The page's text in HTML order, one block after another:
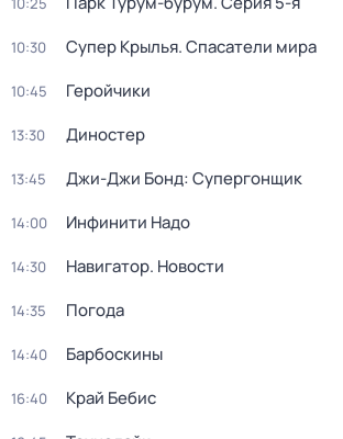
10:30 Супер Крылья. Спасатели мира
10:45 Геройчики
13:30 Диностер
13:45 Джи-Джи Бонд: Супергонщик
14:00 Инфинити Надо
14:30 Навигатор. Новости
14:35 Погода
14:40 Барбоскины
16:40 Край Бебис